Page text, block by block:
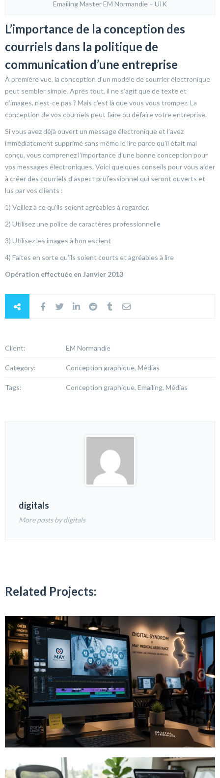
Emailing Master EM Normandie – UIK
L’importance de la conception des
courriels dans la politique de
communication d’une entreprise
À première vue, la conception d’un modèle de courrier électronique
peut sembler simple. Après tout, il ne s’agit que de texte et
d’images, n’est-ce pas ? Mais c’est là que vous vous trompez. La
conception de vos courriels peut faire ou défaire votre entreprise.
Si vous avez déjà ouvert un message électronique et l’avez
immédiatement supprimé sans même le lire parce qu’il était mal
conçu, vous comprenez l’importance d’une bonne conception pour
vos messages électroniques. Voici quelques conseils pour vous aider
à créer des courriels d’aspect professionnel qui seront ouverts et
lus par vos clients :
1) Veillez à ce qu’ils soient agréables à regarder.
2) Utilisez une police de caractères professionnelle
3) Utilisez les images à bon escient
4) Faites en sorte qu’ils soient courts et agréables à lire
Opération effectuée en Janvier 2013
Client: EM Normandie
Category: Conception graphique, Médias
Tags: Conception graphique, Emailing, Médias
digitals
More posts by digitals
Related Projects: